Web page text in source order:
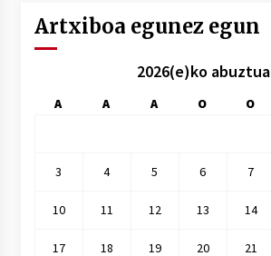
Artxiboa egunez egun
2026(e)ko abuztua
A A A O O
3 4 5 6 7
10 11 12 13 14
17 18 19 20 21